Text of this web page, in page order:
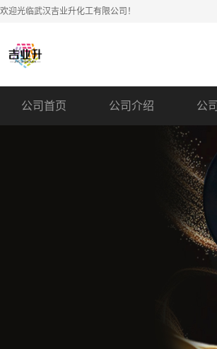
欢迎光临武汉吉业升化工有限公司！
公司首页 公司介绍 公